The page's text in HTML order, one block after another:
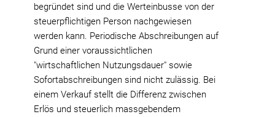
begründet sind und die Werteinbusse von der
steuerpflichtigen Person nachgewiesen
werden kann. Periodische Abschreibungen auf
Grund einer voraussichtlichen
"wirtschaftlichen Nutzungsdauer" sowie
Sofortabschreibungen sind nicht zulässig. Bei
einem Verkauf stellt die Differenz zwischen
Erlös und steuerlich massgebendem